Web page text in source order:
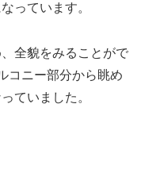
っています。
全貌をみることがで
コニー部分から眺め
ていました。